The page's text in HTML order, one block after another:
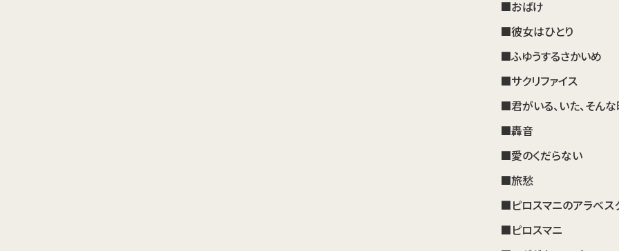
■おばけ
■彼女はひとり
■ふゆうするさかいめ
■サクリファイス
■君がいる、いた、そんな
■轟音
■愛のくだらない
■旅愁
■ピロスマニのアラベス
■ピロスマニ